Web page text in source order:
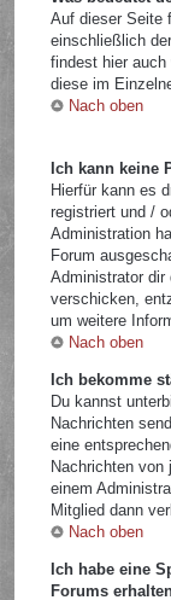
Auf dieser Seite
einschließlich
findest hier auch
diese im
Nach oben
Ich kann keine
Hierfür kann es
registriert und /
Administration
Forum
Administrator
verschicken,
um weitere
Nach oben
Ich bekomme
Du kannst
Nachrichten
eine
Nachrichten
einem
Mitglied dann
Nach oben
Ich habe eine
Forums